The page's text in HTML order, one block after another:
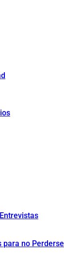
para no Perderse